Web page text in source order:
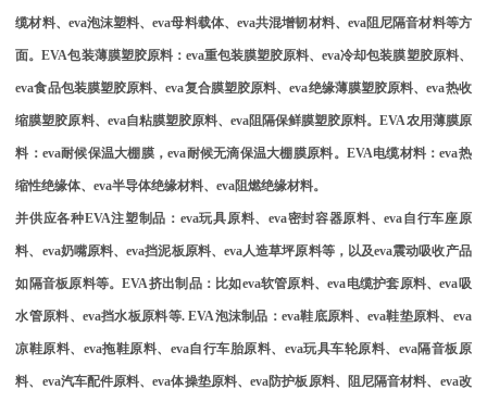
缆材料、 eva泡沫塑料、eva母料载体、eva共混增韧材料、 eva阻尼隔音材料等方
面。EVA包装薄膜塑胶原料： eva重包装膜塑胶原料、eva冷却包装膜塑胶原料、
eva食品包装膜塑胶原料、eva复合膜塑胶原料、eva绝缘薄膜塑胶原料、eva热收
缩膜塑胶原料、 eva自粘膜塑胶原料、eva阻隔保鲜膜塑胶原料。EVA农用薄膜原
料： eva耐候保温大棚膜，eva耐候无滴保温大棚膜原料。 EVA电缆材料：eva热
缩性绝缘体、eva半导体绝缘材料、eva阻燃绝缘材料。
并供应各种EVA注塑制品： eva玩具原料、 eva密封容器原料、eva自行车座原
料、 eva奶嘴原料、eva挡泥板原料、 eva人造草坪原料等，以及eva震动吸收产品
如隔音板原料等。EVA挤出制品：比如eva软管原料、eva电缆护套原料、eva吸
水管原料、 eva挡水板原料等. EVA泡沫制品：eva鞋底原料、 eva鞋垫原料、 eva
凉鞋原料、 eva拖鞋原料、 eva自行车胎原料、 eva玩具车轮原料、 eva隔音板原
料、 eva汽车配件原料、eva体操垫原料、eva防护板原料、阻尼隔音材料、 eva改